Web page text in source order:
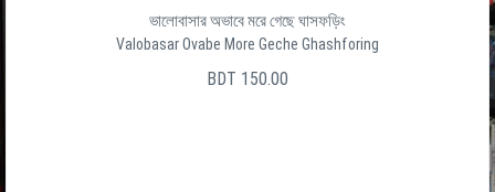
ভালোবাসার অভাবে মরে গেছে ঘাসফড়িং
Valobasar Ovabe More Geche Ghashforing
BDT 150.00